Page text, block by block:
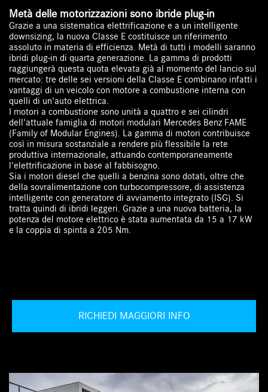
Metà delle motorizzazioni sono ibride plug-in
Grazie a una sistematica elettrificazione e a un intelligente
downsizing, la nuova Classe E costituisce un riferimento
assoluto in materia di efficienza. Metà di tutti i modelli saranno
ibridi plug-in di quarta generazione. La gamma di prodotti
raggiungerà questa quota elevata già al momento del lancio sul
mercato: tre delle sei versioni della Classe E combinano infatti i
vantaggi di un veicolo con motore a combustione interna con
quelli di un'auto elettrica.
I motori a combustione sono unità a quattro e sei cilindri
dell'attuale famiglia di motori modulari Mercedes Benz FAME
(Family of Modular Engines). La gamma di motori contribuisce
così in misura sostanziale a rendere più flessibile la rete
produttiva internazionale, attuando contemporaneamente
l'elettrificazione in base al fabbisogno.
Sia i motori diesel che quelli a benzina sono dotati, oltre che
della sovralimentazione con turbocompressore, di assistenza
intelligente con generatore di avviamento integrato (ISG). Si
tratta quindi di ibridi leggeri. Grazie a una nuova batteria, la
potenza del motore elettrico è stata aumentata da 15 a 17 kW
e la coppia di spinta a 205 Nm.
RICHIEDI MAGGIORI INFO